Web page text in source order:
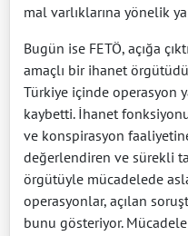
mal varlıklarına yönelik
Bugün ise FETÖ, açığa
amaçlı bir ihanet
Türkiye içinde operasyon
kaybetti. İhanet
ve konspirasyon
değerlendiren ve sürekli
örgütüyle mücadelede
operasyonlar, açılan
bunu gösteriyor. Mücadele